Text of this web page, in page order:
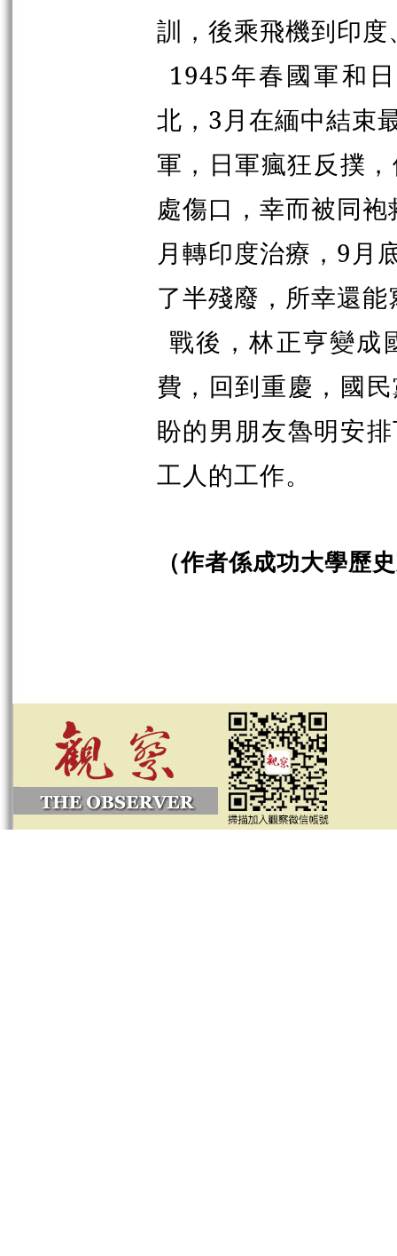
訓，後乘飛機到印
1945年春國軍和
北，3月在緬中結束
軍，日軍瘋狂反撲
處傷口，幸而被同
月轉印度治療，9月
了半殘廢，所幸還能
戰後，林正亨變成
費，回到重慶，國
盼的男朋友魯明安
工人的工作。
（作者係成功大學歷